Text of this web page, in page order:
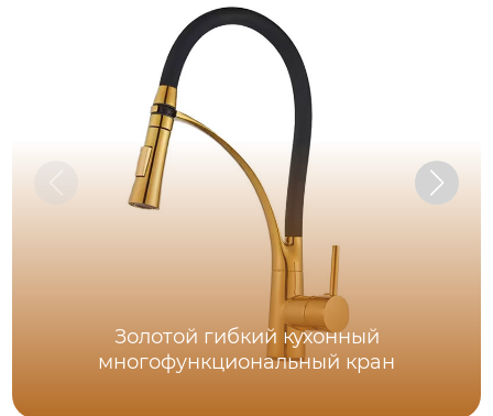
Золотой гибкий кухонный
многофункциональный кран